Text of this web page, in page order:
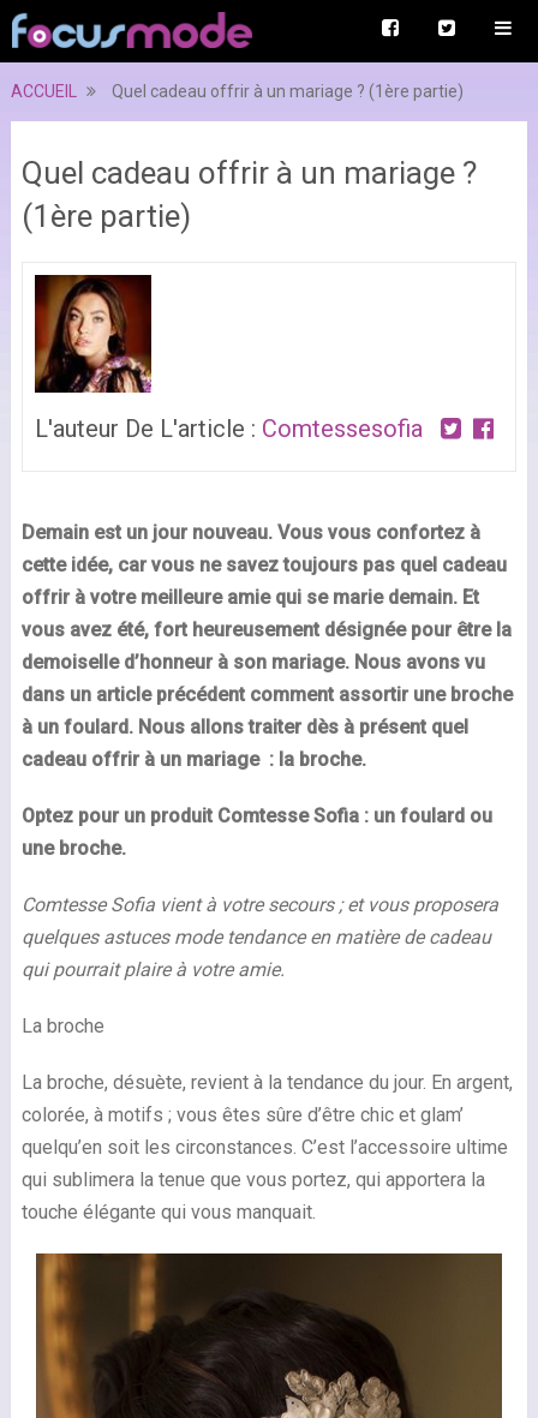
ACCUEIL Quel cadeau offrir à un mariage ? (1ère partie)
Quel cadeau offrir à un mariage ?
(1ère partie)
L'auteur De L'article : Comtessesofia
Demain est un jour nouveau. Vous vous confortez à
cette idée, car vous ne savez toujours pas quel cadeau
offrir à votre meilleure amie qui se marie demain. Et
vous avez été, fort heureusement désignée pour être la
demoiselle d’honneur à son mariage. Nous avons vu
dans un article précédent comment assortir une broche
à un foulard. Nous allons traiter dès à présent quel
cadeau offrir à un mariage : la broche.
Optez pour un produit ComtesseSofia: un foulard ou
une broche.
Comtesse Sofia vient à votre secours ; et vous proposera
quelques astuces mode tendance en matière de cadeau
qui pourrait plaire à votre amie.
La broche
La broche, désuète, revient à la tendance du jour. En argent,
colorée, à motifs ; vous êtes sûre d’être chic et glam’
quelqu’en soit les circonstances. C’est l’accessoire ultime
qui sublimera la tenue que vous portez, qui apportera la
touche élégante qui vous manquait.